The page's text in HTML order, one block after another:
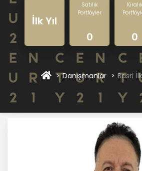
İlk Yıl
Satılık
Portföyler
0
Kiralık
0
Danışmanlar Basri